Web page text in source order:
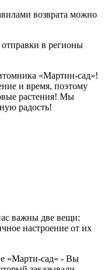
возврата можно
в регионы
«Мартин-сад»!
и время, поэтому
растения! Мы
радость!
важны две вещи:
настроение от их
«Марти-сад» - Вы